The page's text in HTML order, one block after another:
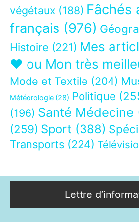
végétaux (188) Fâchés
français (976)
Histoire (221) Mes
❤ ou Mon très
Mode et Textile (204)
Météorologie (28) Politique
(196) Santé Médecine
(259) Sport (388)
Transports (224)
Lettre